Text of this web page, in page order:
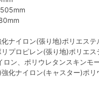
ナイロン(張り地)ポリエステ
プロピレン(張り地)ポリエス
ン、ポリウレタンスキンモ
化ナイロン(キャスター)ポリ